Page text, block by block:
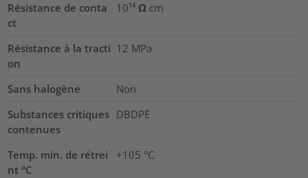
Résistance de conta
ct
10¹⁴ Ω cm
Résistance à la tracti
on
12 MPa
Sans halogène
Non
Substances critiques
contenues
DBDPE
Temp. min. de rétrei
nt °C
+105 °C